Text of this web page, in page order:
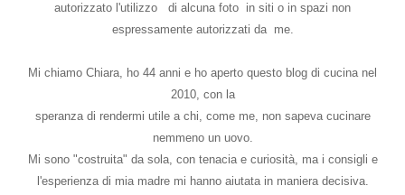
autorizzato l'utilizzo di alcuna foto in siti o in spazi non
espressamente autorizzati da me.
Mi chiamo Chiara, ho 44 anni e ho aperto questo blog di cucina nel
2010, con la
speranza di rendermi utile a chi, come me, non sapeva cucinare
nemmeno un uovo.
Mi sono "costruita" da sola, con tenacia e curiosità, ma i consigli e
l'esperienza di mia madre mi hanno aiutata in maniera decisiva.